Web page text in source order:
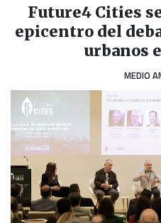
Future4 Cities
epicentro del
urbanos
MEDIO